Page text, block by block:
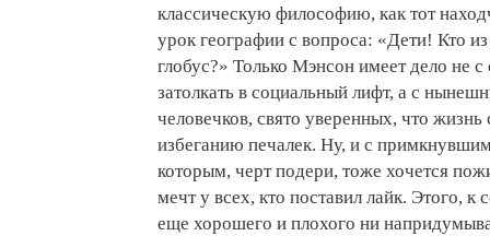
классическую философию, как тот
урок географии с вопроса: «Дети! Кто
глобус?» Только Мэнсон имеет дело не
затолкать в социальный лифт, а с
человечков, свято уверенных, что
избеганию печалек. Ну, и с
которым, черт подери, тоже хочется
мечт у всех, кто поставил лайк. Этого,
еще хорошего и плохого ни